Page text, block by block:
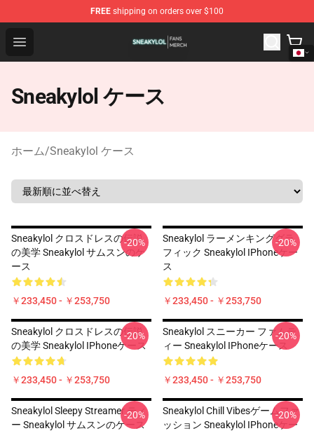
FREE shipping on orders over $100
Open menu
Sneakylol Shop - Official Sneakylol Merchandise Store
Sneakylol ケース
ホーム/Sneakylol ケース
Sneakylol クロスドレスの伝説
の美学 Sneakylol サムスンのケ
ース
￥233,450 - ￥253,750
-20%
Sneakylol ラーメンキンググラ
フィック Sneakylol IPhoneケー
ス
￥233,450 - ￥253,750
-20%
Sneakylol クロスドレスの伝説
の美学 Sneakylol IPhoneケース
￥233,450 - ￥253,750
-20%
Sneakylol スニーカー ファムテ
ィー Sneakylol IPhoneケース
￥233,450 - ￥253,750
-20%
Sneakylol Sleepy Streamer ティ
ー Sneakylol サムスンのケース
-20%
Sneakylol Chill Vibesゲームファ
ッション Sneakylol IPhoneケー
-20%